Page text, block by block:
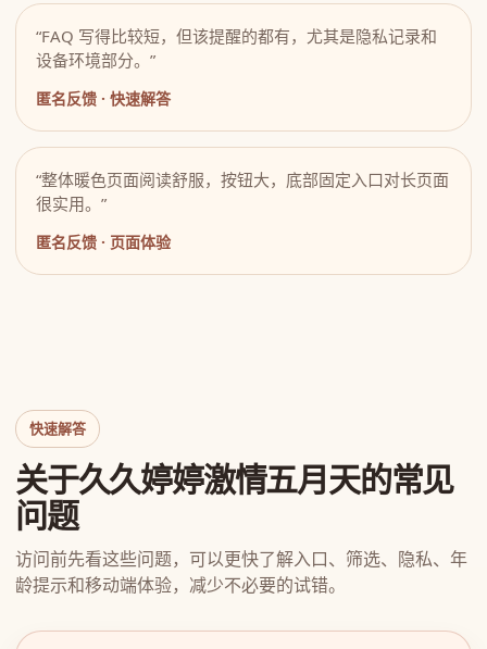
“FAQ 写得比较短，但该提醒的都有，尤其是隐私记录和
设备环境部分。”
匿名反馈 · 快速解答
“整体暖色页面阅读舒服，按钮大，底部固定入口对长页面
很实用。”
匿名反馈 · 页面体验
快速解答
关于久久婷婷激情五月天的常见
问题
访问前先看这些问题，可以更快了解入口、筛选、隐私、年
龄提示和移动端体验，减少不必要的试错。